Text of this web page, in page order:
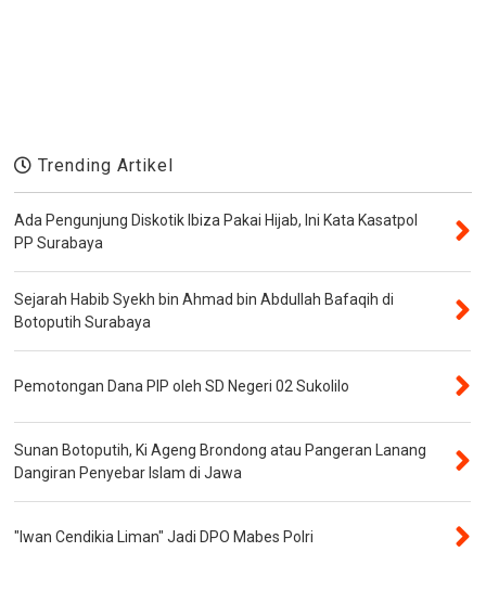
Trending Artikel
Ada Pengunjung Diskotik Ibiza Pakai Hijab, Ini Kata Kasatpol
PP Surabaya
Sejarah Habib Syekh bin Ahmad bin Abdullah Bafaqih di
Botoputih Surabaya
Pemotongan Dana PIP oleh SD Negeri 02 Sukolilo
Sunan Botoputih, Ki Ageng Brondong atau Pangeran Lanang
Dangiran Penyebar Islam di Jawa
"Iwan Cendikia Liman" Jadi DPO Mabes Polri